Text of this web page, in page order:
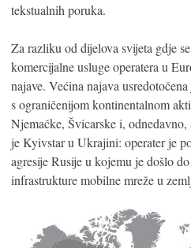
tekstualnih poruka.
Za razliku od dijelova svijeta gdje
komercijalne usluge operatera u
najave. Većina najava
s ograničenijom kontinentalnom
Njemačke, Švicarske i,
je Kyivstar u Ukrajini: operater je
agresije Rusije u kojemu je došlo
infrastrukture mobilne mreže u